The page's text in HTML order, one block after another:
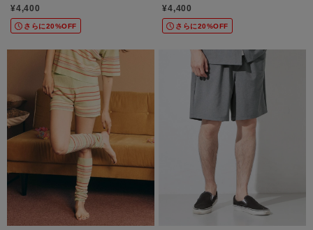
¥4,400
さらに20%OFF
¥4,400
さらに20%OFF